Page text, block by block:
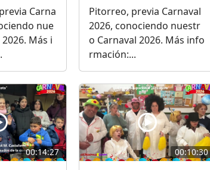
Carna
nue
Más i
Pitorreo, previa Carnaval
2026, conociendo nuestr
o Carnaval 2026. Más info
rmación:...
00:14:27 00:10:30